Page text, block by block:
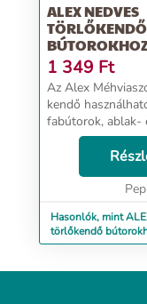
ALEX NEDVES
TÖRLŐKENDŐ
1 349 Ft
Az Alex
kendő
fabútorok, ablak-
fa képkeretek
nélkül szárad Itt megtekinthető és
letölthető a
Hasonlók, mint
törlőkendő